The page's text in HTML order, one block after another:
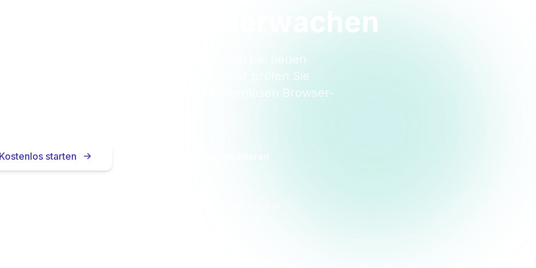
überwachen
Sie sich kostenlos und lassen Sie sich bei neuen
automatisch informieren. Oder prüfen Sie
direkt beim Surfen — mit unserer kostenlosen Browser-
Kostenlos starten Browser-Extension installieren